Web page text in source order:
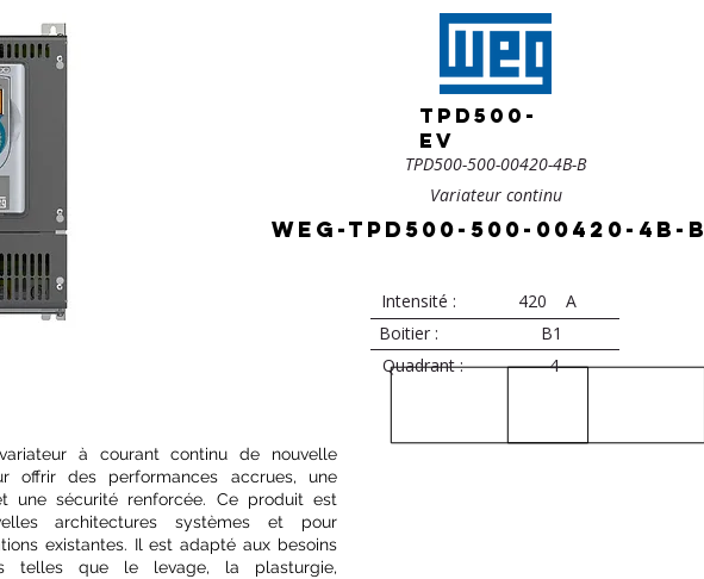
TPD500-
EV
TPD500-500-00420-4B-B
Variateur continu
weg-TPD500-500-00420-4B-B
Intensité :
Boitier :
Quadrant :
420
A
B1
4
à courant continu de nouvelle
offrir des performances accrues, une
une sécurité renforcée. Ce produit est
architectures systèmes et pour
existantes. Il est adapté aux besoins
telles que le levage, la plasturgie,